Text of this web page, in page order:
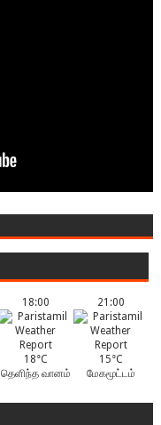
18:00
18°C
தெளிந்த வானம்
21:00
15°C
மேகமூட்டம்